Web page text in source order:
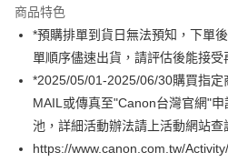
合作金庫商業銀行
華南商業銀行
上海商業儲蓄銀行
國泰世華商業銀行
臺灣中小企業銀行
匯豐（台灣）商業銀行
聯邦商業銀行
元大商業銀行
6 期 0 利率 每期
華南商業銀行
上海商業儲蓄銀行
國泰世華商業銀行
臺灣中小企業銀行
匯豐（台灣）商業銀行
12 期 0 利率 每期 NT$4,408
合作金庫商業銀行
上海商業儲蓄銀行
國泰世華商業銀行
臺灣中小企業銀行
超商取貨付款
LINE Pay
Apple Pay
商品特色
*預購排單到貨日無法預知，下單
單順序儘速出貨，請評估後能接受
*2025/05/01-2025/06/30購買指定
MAIL或傳真至"Canon台灣官網"
池，詳細活動辦法請上活動網站查
https://www.canon.com.tw/